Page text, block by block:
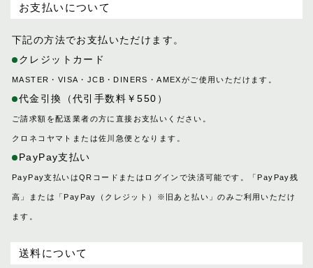
お支払いについて
下記の方法でお支払いただけます。
クレジットカード
MASTER・VISA・JCB・DINERS・AMEXがご使用いただけます。
代金引換（代引手数料￥550）
ご請求額を配送業者の方に直接お支払いください。
クロネコヤマトまたは佐川急便となります。
PayPay支払い
PayPay支払いはQRコードまたはログインで決済可能です。「PayPay残
高」または「PayPay（クレジット）※旧あと払い」のみご利用いただけ
ます。
送料について